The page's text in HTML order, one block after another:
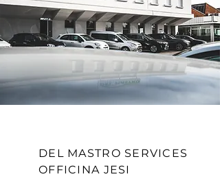
DEL MASTRO SERVICES
OFFICINA JESI